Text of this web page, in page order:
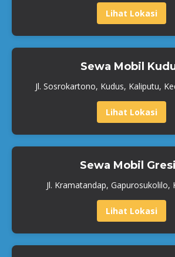
Lihat Lokasi
Sewa Mobil
Jl. Sosrokartono, Kudus, Kaliputu,
Lihat Lokasi
Sewa Mobil
Jl. Kramatandap, Gapurosukolilo,
Lihat Lokasi